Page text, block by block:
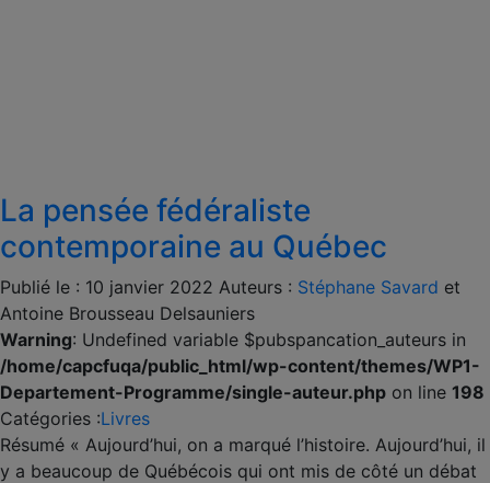
La pensée fédéraliste
contemporaine au Québec
Publié le : 10 janvier 2022 Auteurs : Stéphane Savard et
Antoine Brousseau Delsauniers
Warning: Undefined variable $pubspancation_auteurs in
/home/capcfuqa/public_html/wp-content/themes/WP1-
Departement-Programme/single-auteur.php on line 198
Catégories :Livres
Résumé « Aujourd’hui, on a marqué l’histoire. Aujourd’hui, il
y a beaucoup de Québécois qui ont mis de côté un débat